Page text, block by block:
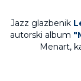
Jazz glazbenik
autorski album
Menart,